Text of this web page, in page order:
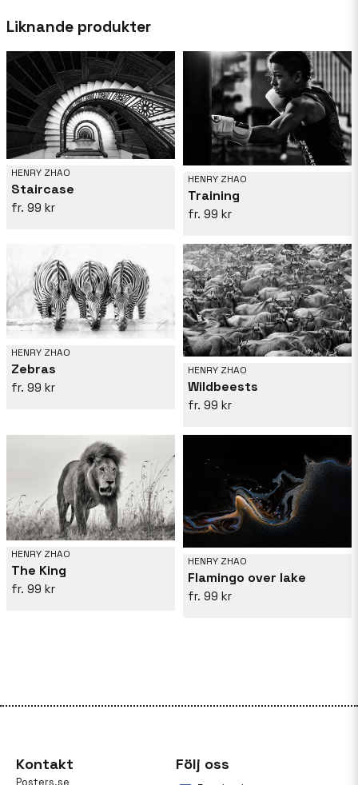
Liknande produkter
HENRY ZHAO
Staircase
99 kr
HENRY ZHAO
Training
99 kr
HENRY ZHAO
Zebras
99 kr
HENRY ZHAO
Wildbeests
99 kr
HENRY ZHAO
The King
99 kr
HENRY ZHAO
Flamingo over lake
99 kr
Kontakt
Posters.se
Följ oss